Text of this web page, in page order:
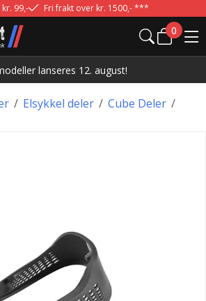
99,- Fri frakt over kr. 1500,- ***
0
lanseres 12. august!
/ /
Elsykkel deler /
Cube Deler